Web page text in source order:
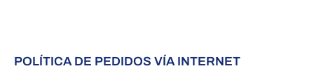
POLÍTICA DE PEDIDOS VÍA INTERNET